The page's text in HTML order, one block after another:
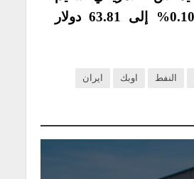
مايو بنسبة 0.10% إلى 63.81 دولار
النفط اوبك ايران